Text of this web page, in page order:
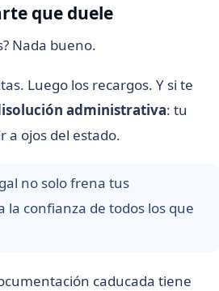
que duele
Nada bueno.
Luego los recargos. Y si te
administrativa: tu
a ojos del estado.
no solo frena tus
la confianza de todos los que
caducada tiene